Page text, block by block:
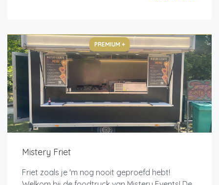
PREMIUM +
Mistery Friet
Friet zoals je 'm nog nooit geproefd hebt!